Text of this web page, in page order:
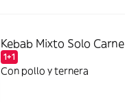
Kebab Mixto Solo Carne
1+1
Con pollo y ternera